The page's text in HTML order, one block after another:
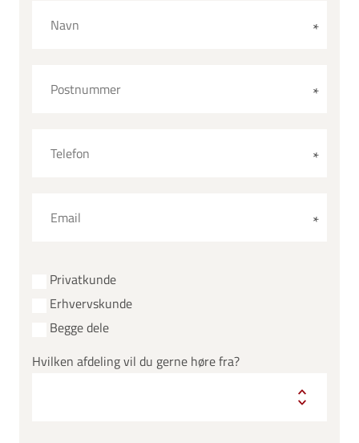
Privatkunde
Erhvervskunde
Begge dele
Hvilken afdeling vil du gerne høre fra?